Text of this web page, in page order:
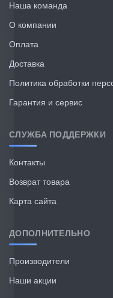
Наша команда
О компании
Оплата
Доставка
Политика обработки
Гарантия и сервис
СЛУЖБА ПОДДЕРЖКИ
Контакты
Возврат товара
Карта сайта
ДОПОЛНИТЕЛЬНО
Производители
Наши акции